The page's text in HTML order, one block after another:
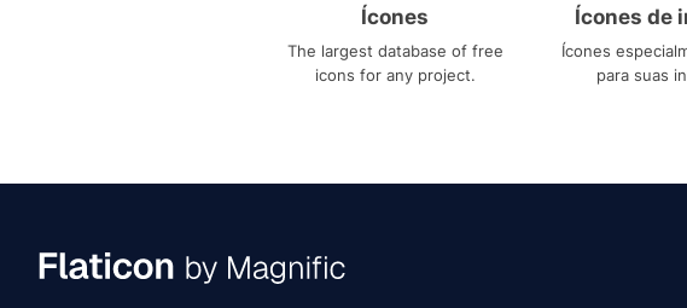
Ícones
The largest database of free
icons for any project.
Ícones de
Ícones
para suas